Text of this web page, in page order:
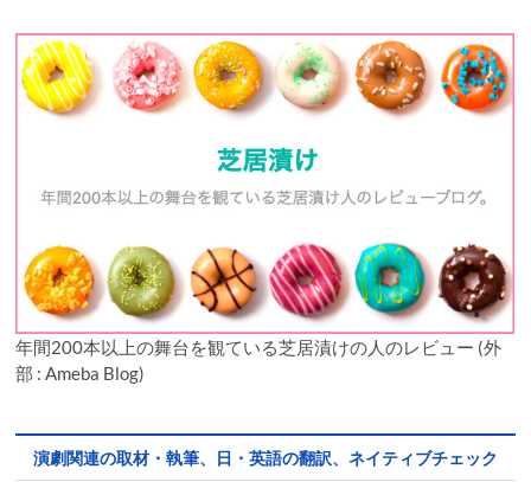
年間200本以上の舞台を観ている芝居漬けの人のレビュー (外
部 : Ameba Blog)
演劇関連の取材・執筆、日・英語の翻訳、ネイティブチェック